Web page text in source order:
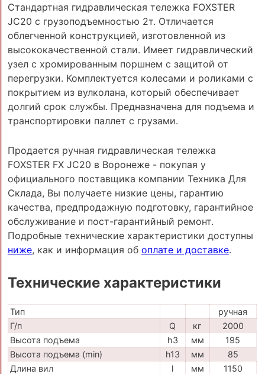
Стандартная гидравлическая тележка FOXSTER
JC20 с грузоподъемностью 2т. Отличается
облегченной конструкцией, изготовленной из
высококачественной стали. Имеет гидравлический
узел с хромированным поршнем с защитой от
перегрузки. Комплектуется колесами и роликами с
покрытием из вулколана, который обеспечивает
долгий срок службы. Предназначена для подъема и
транспортировки паллет с грузами.
Продается ручная гидравлическая тележка
FOXSTER FX JC20 в Воронеже - покупая у
официального поставщика компании Техника Для
Склада, Вы получаете низкие цены, гарантию
качества, предпродажную подготовку, гарантийное
обслуживание и пост-гарантийный ремонт.
Подробные технические характеристики доступны
ниже, как и информация об оплате и доставке.
Технические характеристики
Тип
ручная
Г/п
Q кг
2000
Высота подъема
h3 мм
195
Высота подъема (min)
h13 мм
85
Длина вил
l мм
1150